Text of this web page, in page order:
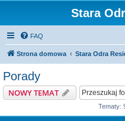
Stara
FAQ
Strona domowa Stara Odra
Porady
NOWY TEMAT
Tematy: